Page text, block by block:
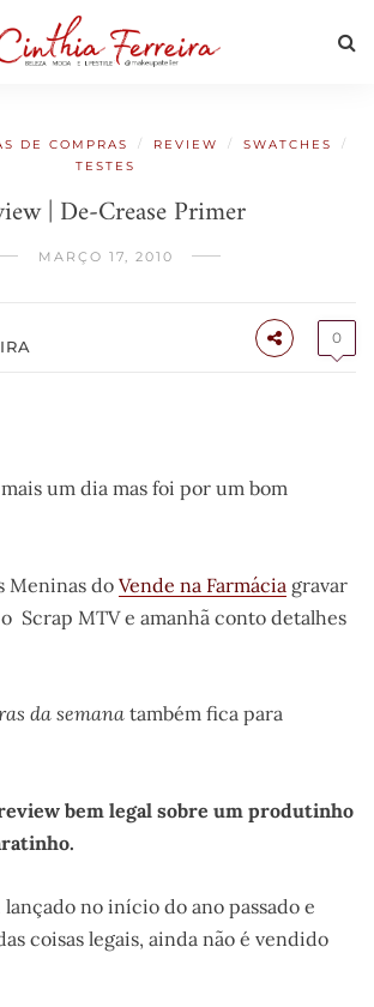
DE COMPRAS / REVIEW / SWATCHES
/
TESTES
| De-Crease Primer
MARÇO 17, 2010
0
um dia mas foi por um bom
Meninas do Vende na Farmácia gravar
Scrap MTV e amanhã conto detalhes
da semana também fica para
bem legal sobre um produtinho
lançado no início do ano passado e
coisas legais, ainda não é vendido